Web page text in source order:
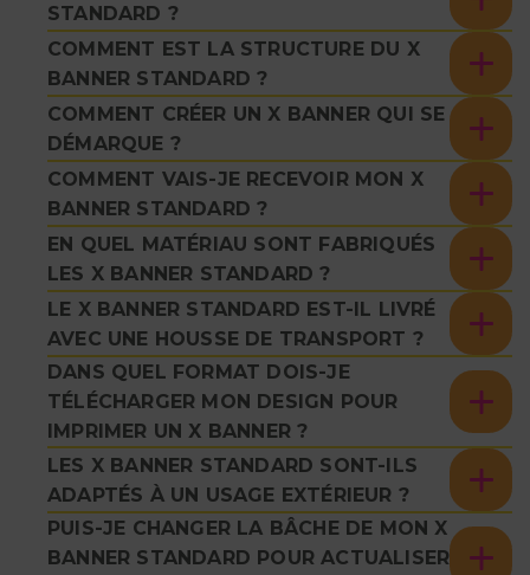
STANDARD ?
COMMENT EST LA STRUCTURE DU X
BANNER STANDARD ?
COMMENT CRÉER UN X BANNER QUI SE
DÉMARQUE ?
COMMENT VAIS-JE RECEVOIR MON X
BANNER STANDARD ?
EN QUEL MATÉRIAU SONT FABRIQUÉS
LES X BANNER STANDARD ?
LE X BANNER STANDARD EST-IL LIVRÉ
AVEC UNE HOUSSE DE TRANSPORT ?
DANS QUEL FORMAT DOIS-JE
TÉLÉCHARGER MON DESIGN POUR
IMPRIMER UN X BANNER ?
LES X BANNER STANDARD SONT-ILS
ADAPTÉS À UN USAGE EXTÉRIEUR ?
PUIS-JE CHANGER LA BÂCHE DE MON X
BANNER STANDARD POUR ACTUALISER